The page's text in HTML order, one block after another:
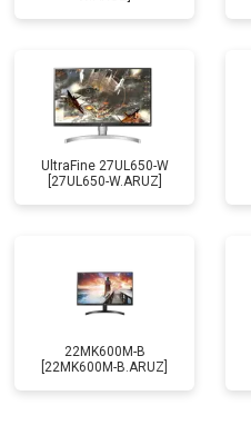
UltraFine 27UL650-W
[27UL650-W.ARUZ]
22MK600M-B
[22MK600M-B.ARUZ]